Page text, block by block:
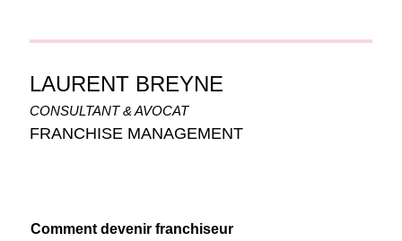
LAURENT BREYNE
CONSULTANT & AVOCAT
FRANCHISE MANAGEMENT
Comment devenir franchiseur